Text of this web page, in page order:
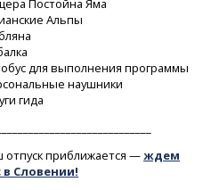
Постойна Яма
Альпы
для выполнения программы
наушники
гида
отпуск приближается —ждем
в Словении!